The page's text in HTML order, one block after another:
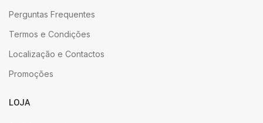
Perguntas Frequentes
Termos e Condições
Localização e Contactos
Promoções
LOJA